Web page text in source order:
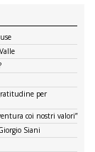
per
coi nostri valori”
Siani